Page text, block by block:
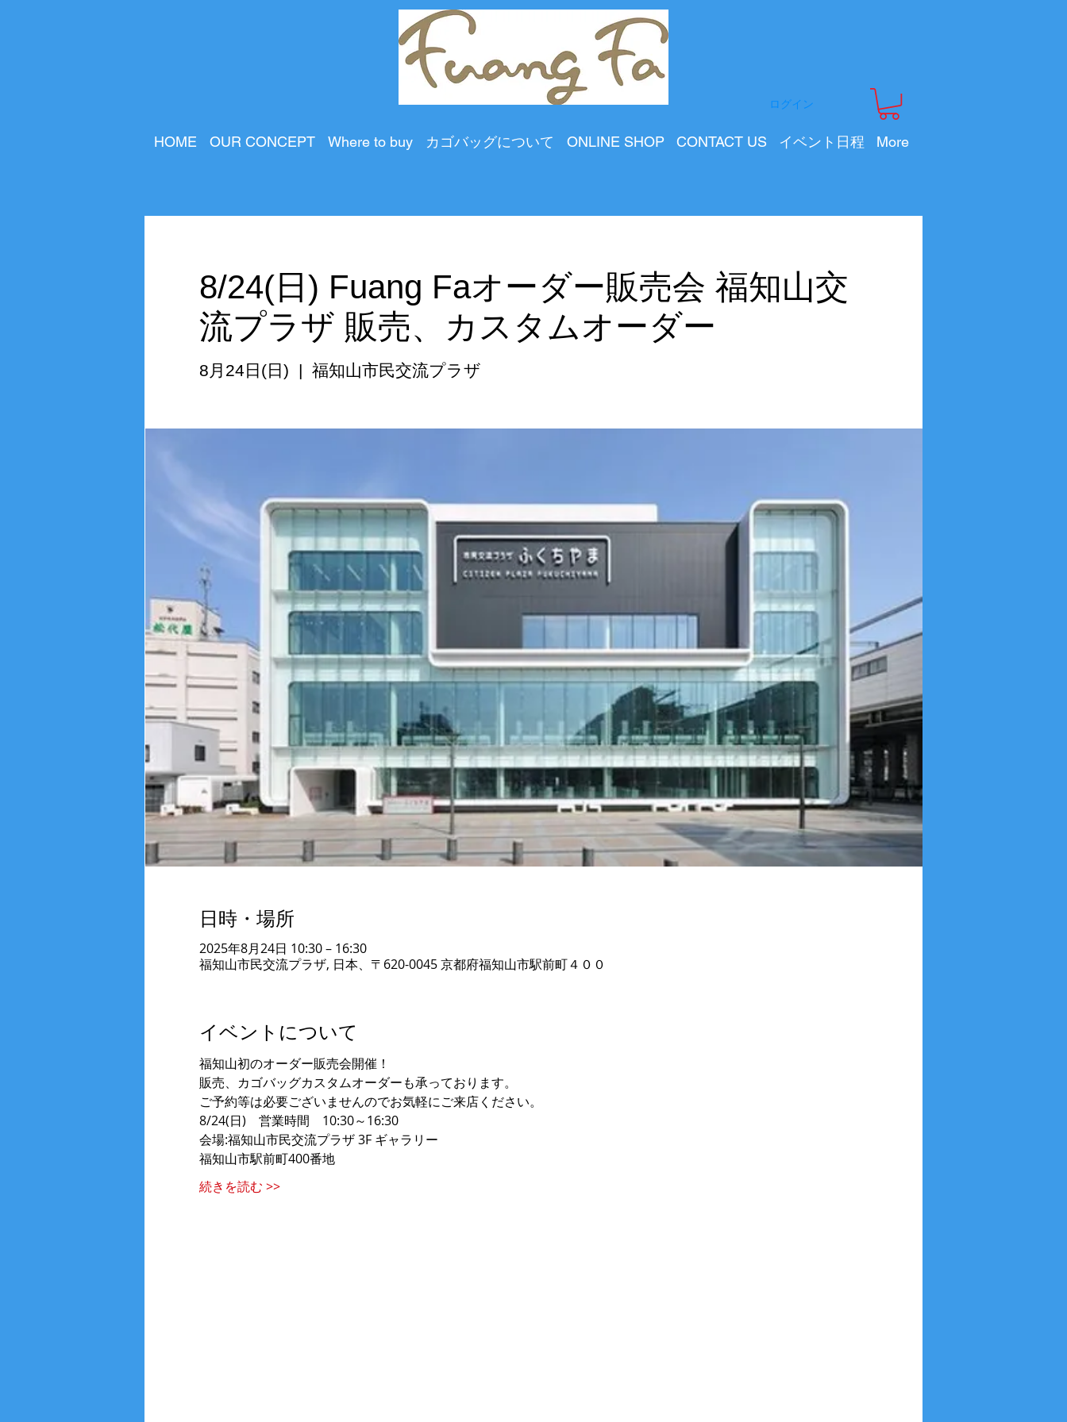
ログイン
8/24(日) Fuang Faオーダー販売会 福知山交
流プラザ 販売、カスタムオーダー
8月24日(日)
  |
福知山市民交流プラザ
日時・場所
2025年8月24日 10:30 – 16:30
福知山市民交流プラザ, 日本、〒620-0045 京都府福知山市駅前町４００
イベントについて
福知山初のオーダー販売会開催！
販売、カゴバッグカスタムオーダーも承っております。
ご予約等は必要ございませんのでお気軽にご来店ください。
8/24(日)　営業時間　10:30～16:30
会場:福知山市民交流プラザ 3F ギャラリー
福知山市駅前町400番地
続きを読む >>
HOME OUR CONCEPT Where to buy カゴバッグについて ONLINE SHOP CONTACT US イベント日程 More